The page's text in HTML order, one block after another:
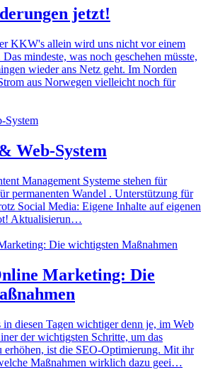
jetzt!
KKW's allein wird uns nicht vor einem
mindeste, was noch geschehen müsste,
wieder ans Netz geht. Im Norden
aus Norwegen vielleicht noch für
Web-System
Management Systeme stehen für
permanenten Wandel . Unterstützung für
Social Media: Eigene Inhalte auf eigenen
Aktualisierun…
Marketing: Die
in diesen Tagen wichtiger denn je, im Web
der wichtigsten Schritte, um das
erhöhen, ist die SEO-Optimierung. Mit ihr
Maßnahmen wirklich dazu geei…